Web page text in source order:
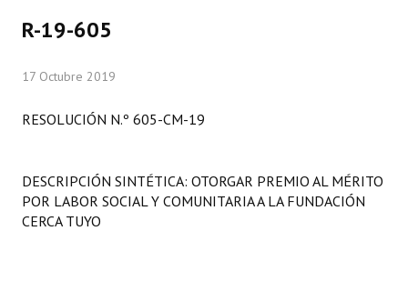
Comisiones Especiales
Programas
R-19-605
17 Octubre 2019
RESOLUCIÓN N.º 605-CM-19
DESCRIPCIÓN SINTÉTICA: OTORGAR PREMIO AL MÉRITO
POR LABOR SOCIAL Y COMUNITARIA A LA FUNDACIÓN
CERCA TUYO